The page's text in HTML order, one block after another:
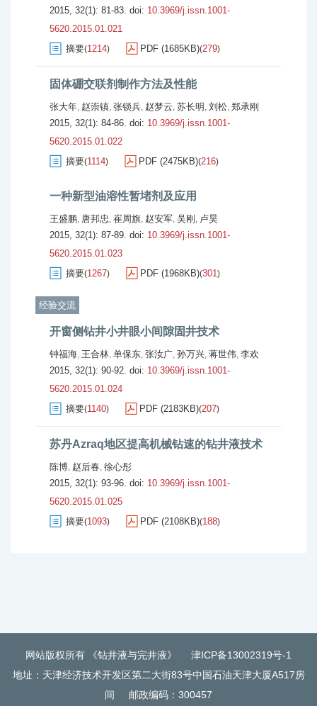
2015, 32(1): 81-83. doi: 10.3969/j.issn.1001-
5620.2015.01.021
摘要(1214) PDF (1685KB)(279)
固体硼交联剂制作方法及性能
张大年, 赵崇镇, 张锁兵, 赵梦云, 苏长明 , 刘松, 郑承刚
2015, 32(1): 84-86. doi: 10.3969/j.issn.1001-
5620.2015.01.022
摘要(1114) PDF (2475KB)(216)
一种新型油溶性暂堵剂及应用
王盛鹏, 唐邦忠, 崔周旗, 赵安军, 吴刚 , 卢昊
2015, 32(1): 87-89. doi: 10.3969/j.issn.1001-
5620.2015.01.023
摘要(1267) PDF (1968KB)(301)
经验交流
开窗侧钻井小井眼小间隙固井技术
钟福海, 王合林, 单保东, 张汝广, 孙万兴, 蒋世伟, 李欢
2015, 32(1): 90-92. doi: 10.3969/j.issn.1001-
5620.2015.01.024
摘要(1140) PDF (2183KB)(207)
苏丹Azraq地区提高机械钻速的钻井液技术
陈博, 赵后春, 徐心彤
2015, 32(1): 93-96. doi: 10.3969/j.issn.1001-
5620.2015.01.025
摘要(1093) PDF (2108KB)(188)
网站版权所有 《钻井液与完井液》
津ICP备13002319号-1
地址：天津经济技术开发区第二大街83号中国石油天津大厦A517房
间
邮政编码：300457